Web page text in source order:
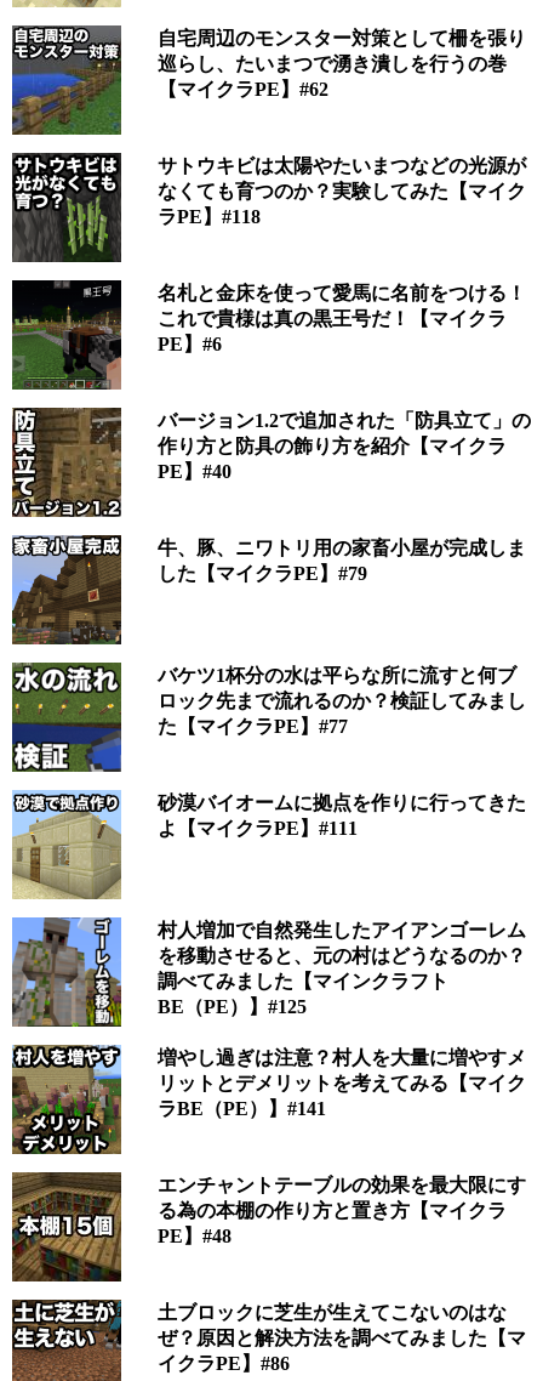
自宅周辺のモンスター対策として柵を張り
巡らし、たいまつで湧き潰しを行うの巻
【マイクラPE】#62
サトウキビは太陽やたいまつなどの光源が
なくても育つのか？実験してみた【マイク
ラPE】#118
名札と金床を使って愛馬に名前をつける！
これで貴様は真の黒王号だ！【マイクラ
PE】#6
バージョン1.2で追加された「防具立て」の
作り方と防具の飾り方を紹介【マイクラ
PE】#40
牛、豚、ニワトリ用の家畜小屋が完成しま
した【マイクラPE】#79
バケツ1杯分の水は平らな所に流すと何ブ
ロック先まで流れるのか？検証してみまし
た【マイクラPE】#77
砂漠バイオームに拠点を作りに行ってきた
よ【マイクラPE】#111
村人増加で自然発生したアイアンゴーレム
を移動させると、元の村はどうなるのか？
調べてみました【マインクラフト
BE（PE）】#125
増やし過ぎは注意？村人を大量に増やすメ
リットとデメリットを考えてみる【マイク
ラBE（PE）】#141
エンチャントテーブルの効果を最大限にす
る為の本棚の作り方と置き方【マイクラ
PE】#48
土ブロックに芝生が生えてこないのはな
ぜ？原因と解決方法を調べてみました【マ
イクラPE】#86